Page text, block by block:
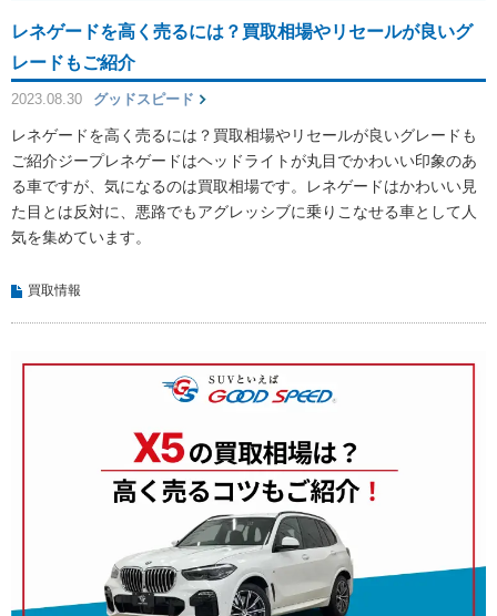
レネゲードを高く売るには？買取相場やリセールが良いグ
レードもご紹介
2023.08.30 グッドスピード
レネゲードを高く売るには？買取相場やリセールが良いグレードも
ご紹介ジープレネゲードはヘッドライトが丸目でかわいい印象のあ
る車ですが、気になるのは買取相場です。レネゲードはかわいい見
た目とは反対に、悪路でもアグレッシブに乗りこなせる車として人
気を集めています。
買取情報